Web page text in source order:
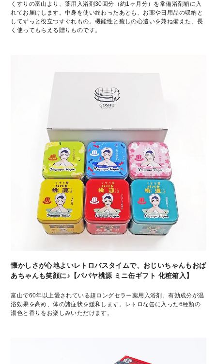
くすりの富山より、薬用入浴剤30回分（約1ヶ月分）を常備浴剤箱に入
れてお届けします。中身を使い終わったあとも、お薬や日用品の収納と
してずっと役立つすぐれもの。機能性と癒しの心遣いを兼ね備えた、長
く使ってもらえる贈りものです。
懐かしさが心地よいレトロバスタイムで、おじいちゃんもおば
あちゃんも笑顔に♪【パパヤ桃源 ミニ缶ギフト 化粧箱入】
富山で60年以上愛されている超ロングセラー薬用入浴剤。有効成分が温
浴効果を高め、体の諸症状を緩和します。レトロな缶に入った6種類の
湯色と香りをお楽しみいただけます。